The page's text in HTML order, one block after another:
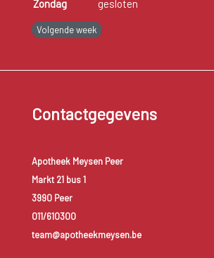
Zondag
gesloten
Volgende week
Contactgegevens
Apotheek Meysen Peer
Markt 21 bus 1
3990 Peer
011/610300
team@apotheekmeysen.be